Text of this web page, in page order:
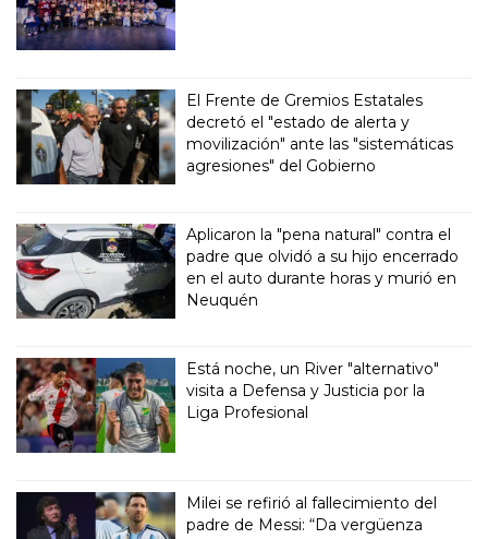
El Frente de Gremios Estatales
decretó el "estado de alerta y
movilización" ante las "sistemáticas
agresiones" del Gobierno
Aplicaron la "pena natural" contra el
padre que olvidó a su hijo encerrado
en el auto durante horas y murió en
Neuquén
Está noche, un River "alternativo"
visita a Defensa y Justicia por la
Liga Profesional
Milei se refirió al fallecimiento del
padre de Messi: “Da vergüenza